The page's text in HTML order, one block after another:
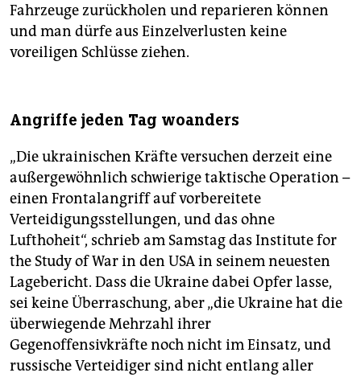
Fahrzeuge zurückholen und reparieren können
und man dürfe aus Einzelverlusten keine
voreiligen Schlüsse ziehen.
Angriffe jeden Tag woanders
„Die ukrainischen Kräfte versuchen derzeit eine
außergewöhnlich schwierige taktische Operation –
einen Frontalangriff auf vorbereitete
Verteidigungsstellungen, und das ohne
Lufthoheit“, schrieb am Samstag das Institute for
the Study of War in den USA in seinem neuesten
Lagebericht. Dass die Ukraine dabei Opfer lasse,
sei keine Überraschung, aber „die Ukraine hat die
überwiegende Mehrzahl ihrer
Gegenoffensivkräfte noch nicht im Einsatz, und
russische Verteidiger sind nicht entlang aller